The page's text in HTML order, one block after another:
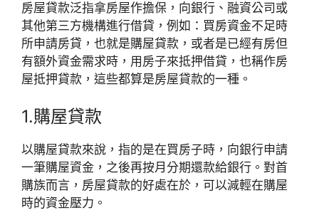
房屋貸款泛指拿房屋作擔保，向銀行、融資公司或
其他第三方機構進行借貸，例如：買房資金不足時
所申請房貸，也就是購屋貸款，或者是已經有房但
有額外資金需求時，用房子來抵押借貸，也稱作房
屋抵押貸款，這些都算是房屋貸款的一種。
1.購屋貸款
以購屋貸款來說，指的是在買房子時，向銀行申請
一筆購屋資金，之後再按月分期還款給銀行。對首
購族而言，房屋貸款的好處在於，可以減輕在購屋
時的資金壓力。